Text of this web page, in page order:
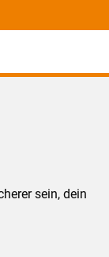
sein, dein